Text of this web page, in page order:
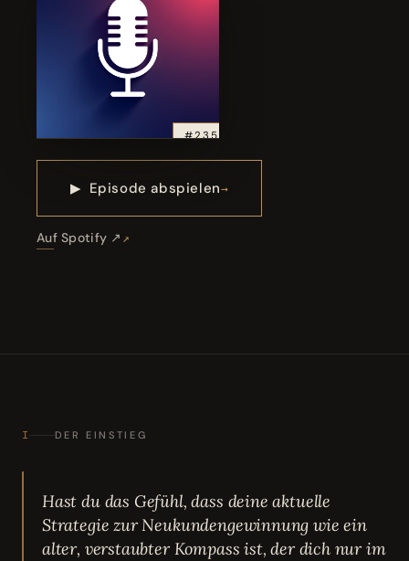
#235
▶ Episode abspielen
Auf Spotify ↗
I DER EINSTIEG
Hast du das Gefühl, dass deine aktuelle
Strategie zur Neukundengewinnung wie ein
alter, verstaubter Kompass ist, der dich nur im